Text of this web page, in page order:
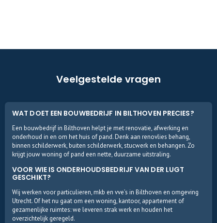
Veelgestelde vragen
WAT DOET EEN BOUWBEDRIJF IN BILTHOVEN PRECIES?
Een bouwbedrijf in Bilthoven helpt je met renovatie, afwerking en
onderhoud in en om het huis of pand. Denk aan renovlies behang,
binnen schilderwerk, buiten schilderwerk, stucwerk en behangen. Zo
krijgt jouw woning of pand een nette, duurzame uitstraling.
VOOR WIE IS ONDERHOUDSBEDRIJF VAN DER LUGT
GESCHIKT?
Wij werken voor particulieren, mkb en vve’s in Bilthoven en omgeving
Utrecht. Of het nu gaat om een woning, kantoor, appartement of
gezamenlijke ruimtes: we leveren strak werk en houden het
overzichtelijk geregeld.